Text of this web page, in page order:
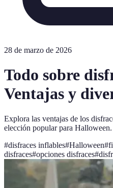
28 de marzo de 2026
Todo sobre
Ventajas y
Explora las ventajas de los
elección popular para
#disfraces inflables#Halloween#
disfraces#opciones disfraces#